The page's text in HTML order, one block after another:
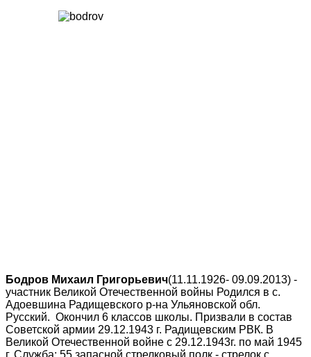
Бодров Михаил Григорьевич(11.11.1926- 09.09.2013) -
участник Великой Отечественной войны Родился в с.
Адоевшина Радищевского р-на Ульяновской обл.
Русский. Окончил 6 классов школы. Призвали в состав
Советской армии 29.12.1943 г. Радищевским РВК. В
Великой Отечественной войне с 29.12.1943г. по май 1945
г. Служба: 55 запасной стрелковый полк - стрелок с